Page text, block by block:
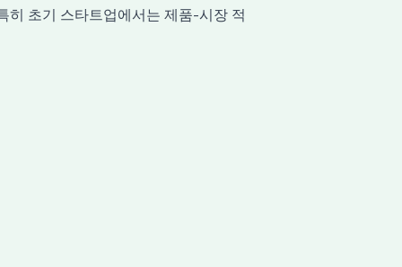
히 초기 스타트업에서는 제품-시장 적